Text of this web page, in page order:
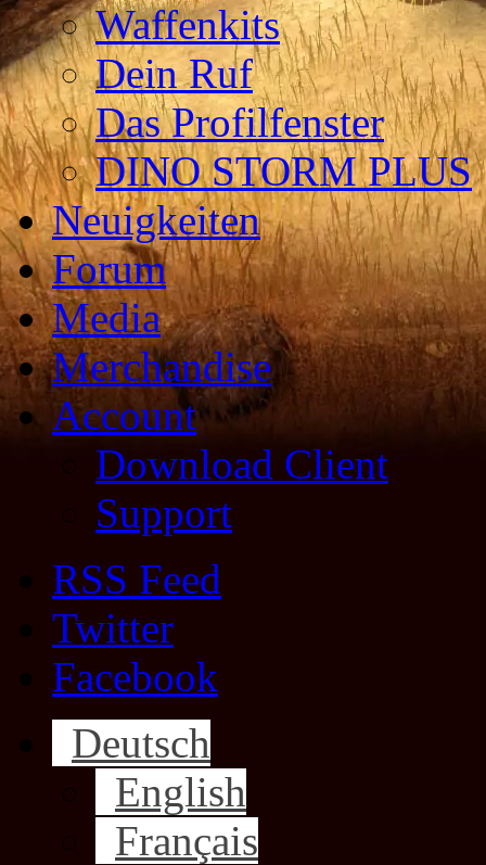
Waffenkits
Dein Ruf
Das Profilfenster
DINO STORM PLUS
Neuigkeiten
Forum
Media
Merchandise
Account
Download Client
Support
RSS Feed
Twitter
Facebook
Deutsch
English
Français